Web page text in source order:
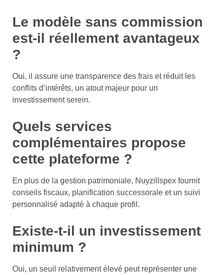
Le modèle sans commission
est-il réellement avantageux
?
Oui, il assure une transparence des frais et réduit les
conflits d’intérêts, un atout majeur pour un
investissement serein.
Quels services
complémentaires propose
cette plateforme ?
En plus de la gestion patrimoniale, Nuyzillspex fournit
conseils fiscaux, planification successorale et un suivi
personnalisé adapté à chaque profil.
Existe-t-il un investissement
minimum ?
Oui, un seuil relativement élevé peut représenter une